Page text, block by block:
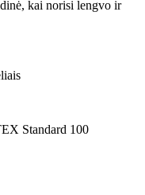
kai norisi lengvo ir
Standard 100